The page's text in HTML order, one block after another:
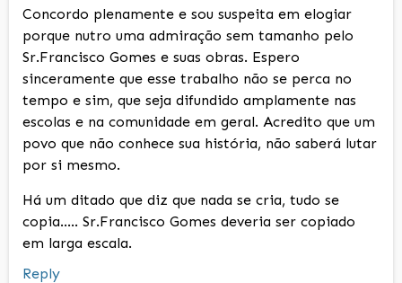
Concordo plenamente e sou suspeita em elogiar
porque nutro uma admiração sem tamanho pelo
Sr.Francisco Gomes e suas obras. Espero
sinceramente que esse trabalho não se perca no
tempo e sim, que seja difundido amplamente nas
escolas e na comunidade em geral. Acredito que um
povo que não conhece sua história, não saberá lutar
por si mesmo.
Há um ditado que diz que nada se cria, tudo se
copia….. Sr.Francisco Gomes deveria ser copiado
em larga escala.
Reply